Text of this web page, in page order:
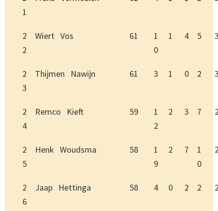
1
2
2
Wiert Vos 61
1
0
1 4 5
2
3
Thijmen Nawijn 61 3 1 0 2
2
4
Remco Kieft 59
1
2
2 3 7
2
5
Henk Woudsma 58
1
9
2 7
1
0
2
6
Jaap Hettinga 58 4 0 2 2